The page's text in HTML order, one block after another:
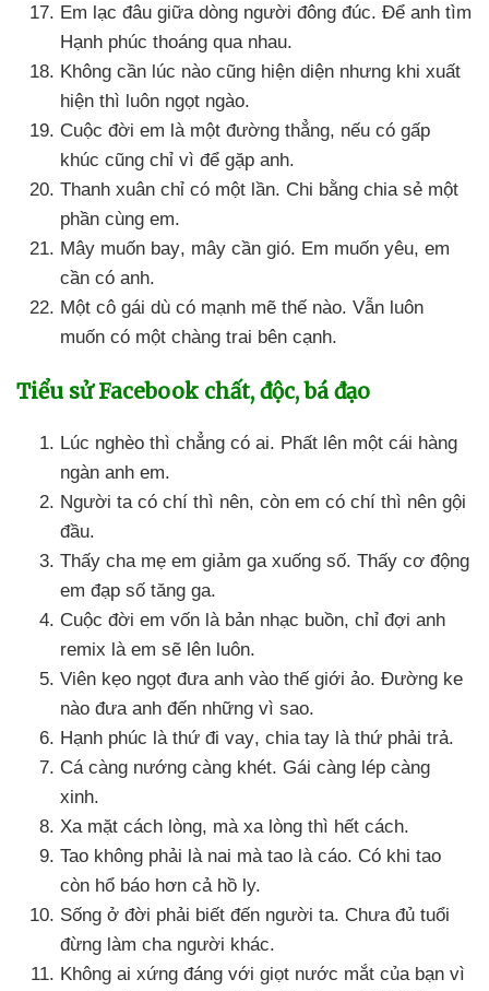
Em lạc đâu giữa dòng người đông đúc. Để anh tìm
Hạnh phúc thoáng qua nhau.
Không cần lúc nào cũng hiện diện nhưng khi xuất
hiện thì luôn ngọt ngào.
Cuộc đời em là một đường thẳng, nếu có gấp
khúc cũng chỉ vì để gặp anh.
Thanh xuân chỉ có một lần. Chi bằng chia sẻ một
phần cùng em.
Mây muốn bay, mây cần gió. Em muốn yêu, em
cần có anh.
Một cô gái dù có mạnh mẽ thế nào. Vẫn luôn
muốn có một chàng trai bên cạnh.
Tiểu sử Facebook chất, độc, bá đạo
Lúc nghèo thì chẳng có ai. Phất lên một cái hàng
ngàn anh em.
Người ta có chí thì nên, còn em có chí thì nên gội
đầu.
Thấy cha mẹ em giảm ga xuống số. Thấy cơ động
em đạp số tăng ga.
Cuộc đời em vốn là bản nhạc buồn, chỉ đợi anh
remix là em sẽ lên luôn.
Viên kẹo ngọt đưa anh vào thế giới ảo. Đường ke
nào đưa anh đến những vì sao.
Hạnh phúc là thứ đi vay, chia tay là thứ phải trả.
Cá càng nướng càng khét. Gái càng lép càng
xinh.
Xa mặt cách lòng, mà xa lòng thì hết cách.
Tao không phải là nai mà tao là cáo. Có khi tao
còn hổ báo hơn cả hồ ly.
Sống ở đời phải biết đến người ta. Chưa đủ tuổi
đừng làm cha người khác.
Không ai xứng đáng với giọt nước mắt của bạn vì